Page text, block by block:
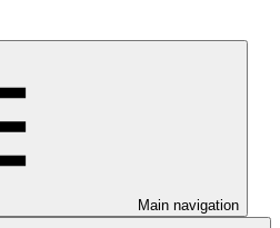
Main navigation